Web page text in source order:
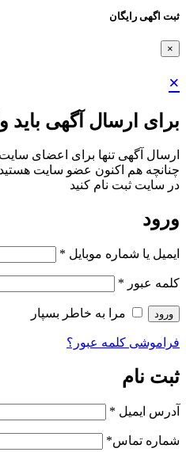
ثبت اگهی رایگان
×
×
برای ارسال آگهی
ارسال آگهی تنها برای اعضای
چنانچه هم‌ اکنون عضو سایت
در سایت ثبت نام کنید
ورود
ایمیل یا شماره موبایل *
کلمه عبور *
ورود مرا به خاطر بسپار
فراموشی کلمه عبور؟
ثبت نام
آدرس ایمیل *
شماره تماس*